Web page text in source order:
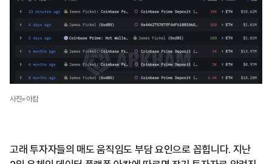
사진=아캄
고래 투자자들의 매도 움직임도 부담 요인으로 꼽힙니다. 지난